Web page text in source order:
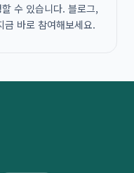
수 있습니다. 블로그,
금 바로 참여해보세요.